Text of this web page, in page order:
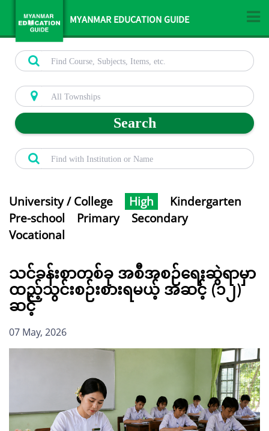
MYANMAR EDUCATION GUIDE
Search
University / College High
Kindergarten
Pre-school
Primary
Secondary
Vocational
သင်ခန်းစာတစ်ခု အစီအစဉ်ရေးဆွဲရာမှာ
ထည့်သွင်းစဉ်းစားရမယ့် အဆင့် (၁၂)
ဆင့်
07 May, 2026